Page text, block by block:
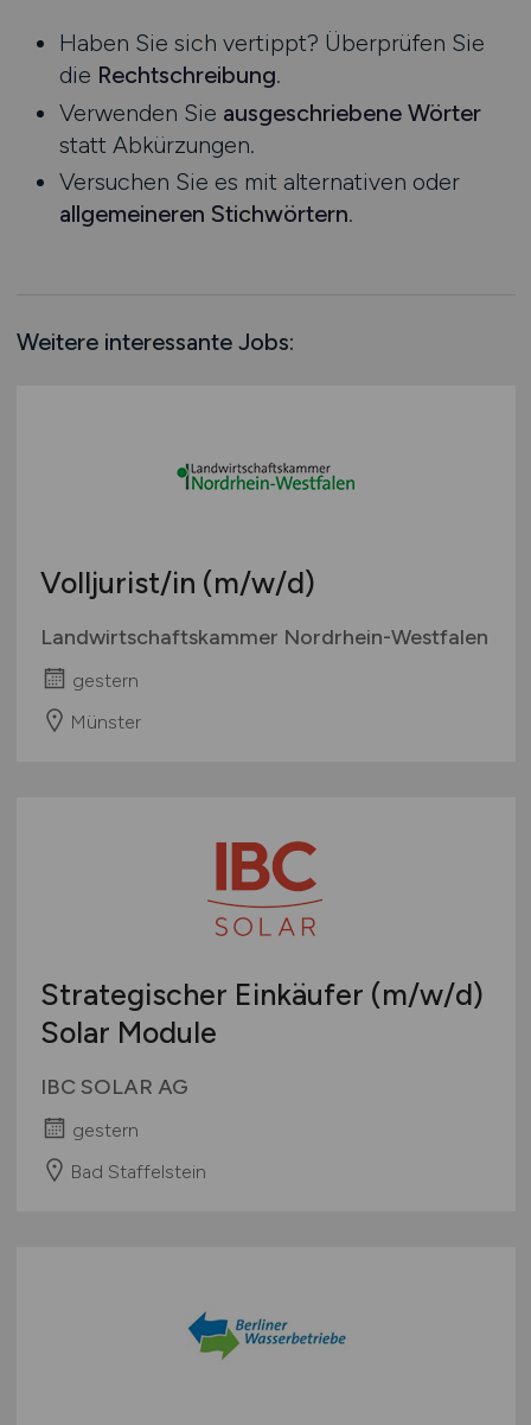
Praktikum
Nordrhein-Westfalen
Rheinland-Pfalz
Saarland
Sachsen
Sachsen-Anhalt
Schleswig-Holstein
Schweiz
Haben Sie sich vertippt? Überprüfen Sie
die Rechtschreibung.
Verwenden Sie ausgeschriebene Wörter
statt Abkürzungen.
Versuchen Sie es mit alternativen oder
allgemeineren Stichwörtern.
Weitere interessante Jobs:
Volljurist/in (m/w/d)
Landwirtschaftskammer Nordrhein-Westfalen
gestern
Münster
Strategischer Einkäufer (m/w/d)
Solar Module
IBC SOLAR AG
gestern
Bad Staffelstein